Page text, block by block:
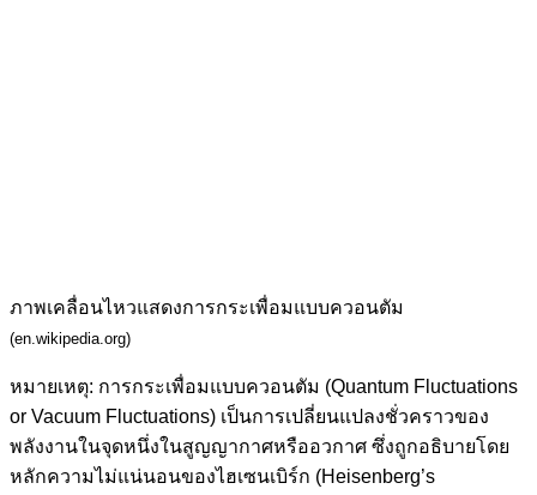
ภาพเคลื่อนไหวแสดงการกระเพื่อมแบบควอนตัม
(en.wikipedia.org)
หมายเหตุ: การกระเพื่อมแบบควอนตัม (Quantum Fluctuations
or Vacuum Fluctuations) เป็นการเปลี่ยนแปลงชั่วคราวของ
พลังงานในจุดหนึ่งในสูญญากาศหรืออวกาศ ซึ่งถูกอธิบายโดย
หลักความไม่แน่นอนของไฮเซนเบิร์ก (Heisenberg’s